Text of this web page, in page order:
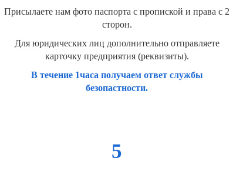
Присылаете нам фото паспорта с пропиской и права с 2
сторон.
Для юридических лиц дополнительно отправляете
карточку предприятия (реквизиты).
В течение 1часа получаем ответ службы
безопастности.
5